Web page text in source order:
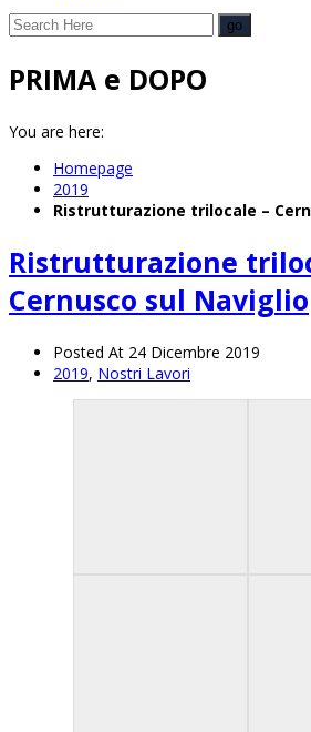
PRIMA e DOPO
You are here:
Homepage
2019
Ristrutturazione trilocale –
Ristrutturazione
Cernusco sul Naviglio
Posted At 24 Dicembre 2019
2019, Nostri Lavori